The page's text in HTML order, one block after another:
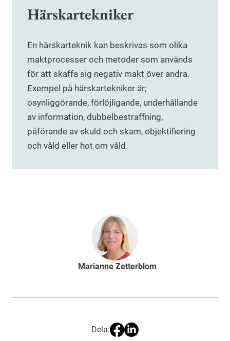
Härskartekniker
En härskarteknik kan beskrivas som olika
maktprocesser och metoder som används
för att skaffa sig negativ makt över andra.
Exempel på härskartekniker är;
osynliggörande, förlöjligande, underhållande
av information, dubbelbestraffning,
påförande av skuld och skam, objektifiering
och våld eller hot om våld.
Marianne Zetterblom
Dela: